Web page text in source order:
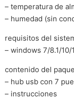
– temperatura de
– humedad (sin
requisitos del
– windows 7/8.1/10/
contenido del
– hub usb con 7
– instrucciones